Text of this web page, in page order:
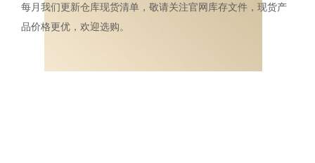
每月我们更新仓库现货清单，敬请关注官网库存文件，现货产
品价格更优，欢迎选购。